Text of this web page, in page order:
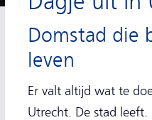
Domstad die
leven
Er valt altijd wat te
Utrecht. De stad leeft.